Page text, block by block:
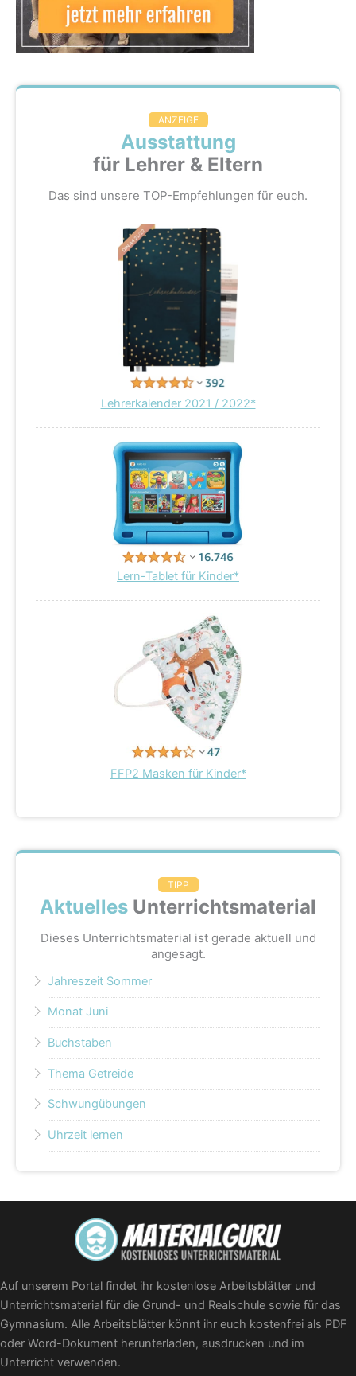
ANZEIGE
Ausstattung
für Lehrer & Eltern
Das sind unsere TOP-Empfehlungen für euch.
Lehrerkalender 2021 / 2022*
Lern-Tablet für Kinder*
FFP2 Masken für Kinder*
TIPP
Aktuelles Unterrichtsmaterial
Dieses Unterrichtsmaterial ist gerade aktuell und
angesagt.
Jahreszeit Sommer
Monat Juni
Buchstaben
Thema Getreide
Schwungübungen
Uhrzeit lernen
Auf unserem Portal findet ihr kostenlose Arbeitsblätter und
Unterrichtsmaterial für die Grund- und Realschule sowie für das
Gymnasium. Alle Arbeitsblätter könnt ihr euch kostenfrei als PDF
oder Word-Dokument herunterladen, ausdrucken und im
Unterricht verwenden.